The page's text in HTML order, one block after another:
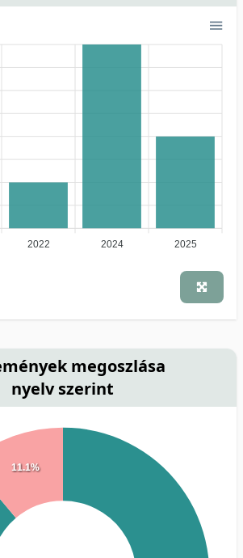
2022 2024 2025
megoszlása
nyelv szerint
11.1%